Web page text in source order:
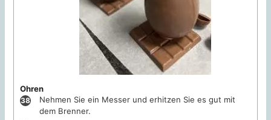
Ohren
Nehmen Sie ein Messer und erhitzen Sie es gut mit
dem Brenner.